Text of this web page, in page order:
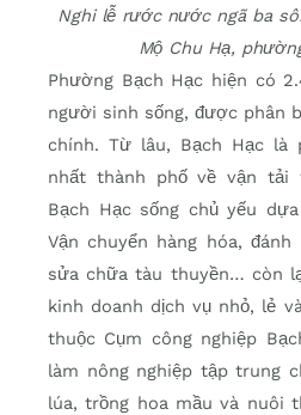
Nghi lễ rước nước ngã ba
Mộ Chu Hạ,
Phường Bạch Hạc hiện có
người sinh sống, được phân
chính. Từ lâu, Bạch Hạc là
nhất thành phố về vận tải
Bạch Hạc sống chủ yếu
Vận chuyển hàng hóa,
sửa chữa tàu thuyền… còn
kinh doanh dịch vụ nhỏ, lẻ
thuộc Cụm công nghiệp
làm nông nghiệp tập trung
lúa, trồng hoa mầu và nuôi